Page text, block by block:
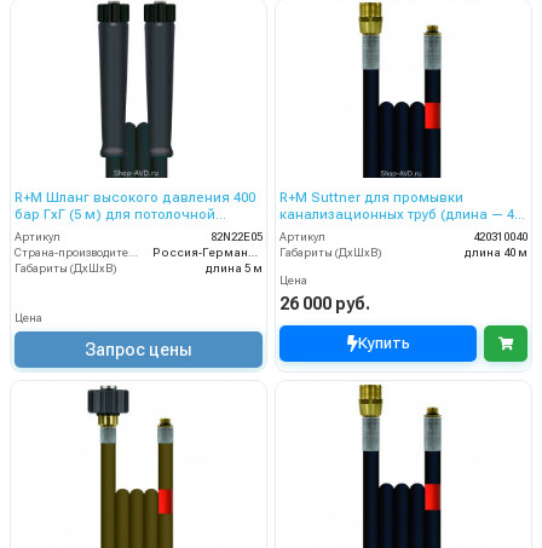
R+M Шланг высокого давления 400
бар ГхГ (5 м) для потолочной
консоли
Артикул
82N22E05
Габариты (ДхШхВ)
длина 5 м
Цена
Запрос цены
R+M Suttner для промывки
канализационных труб (длина — 40
м, диаметр 6 мм)
Артикул
420310040
Габариты (ДхШхВ)
длина 40 м
Цена
26 000 руб.
Купить